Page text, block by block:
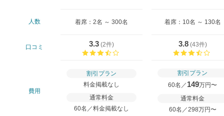
人数 着席：2名 ～ 300名 着席：10名 ～ 130名
口コミ 3.3 (2件)
3.8(43件)
費用
割引プラン
料金掲載なし
通常料金
60名／料金掲載なし
割引プラン
60名／ 149万円〜
通常料金
60名／298万円〜